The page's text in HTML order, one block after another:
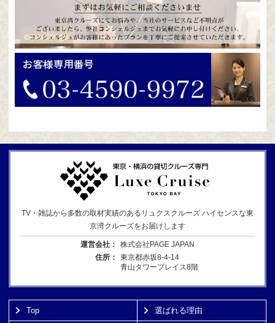
TV・雑誌から多数の取材実績のあるリュクスクルーズ ハイセンスな東
京湾クルーズをお届けします
運営会社：
株式会社PAGE JAPAN
住所：
東京都赤坂8-4-14
青山タワープレイス8階
Top 選ばれる理由